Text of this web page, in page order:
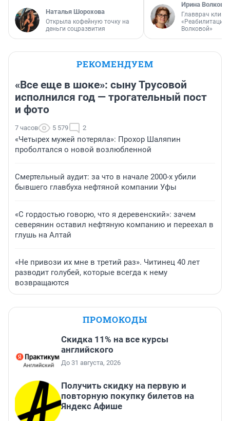
Наталья Шорохова
Открыла кофейную точку на
деньги соцразвития
Ирина Волкова
Главврач
«Реабилитация
Волковой»
РЕКОМЕНДУЕМ
«Все еще в шоке»: сыну Трусовой
исполнился год — трогательный пост
и фото
7 часов 5 579 2
«Четырех мужей потеряла»: Прохор Шаляпин
проболтался о новой возлюбленной
Смертельный аудит: за что в начале 2000-х убили
бывшего главбуха нефтяной компании Уфы
«С гордостью говорю, что я деревенский»: зачем
северянин оставил нефтяную компанию и переехал в
глушь на Алтай
«Не привози их мне в третий раз». Читинец 40 лет
разводит голубей, которые всегда к нему
возвращаются
ПРОМОКОДЫ
Скидка 11% на все курсы
английского
До 31 августа, 2026
Получить скидку на первую и
повторную покупку билетов на
Яндекс Афише